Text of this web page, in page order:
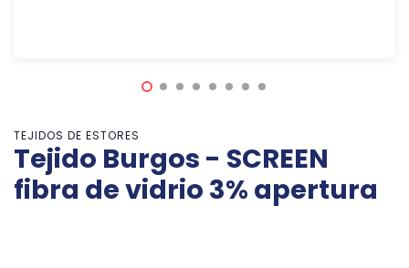
TEJIDOS DE ESTORES
Tejido Burgos - SCREEN
fibra de vidrio 3% apertura